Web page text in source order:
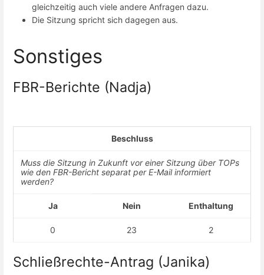
gleichzeitig auch viele andere Anfragen dazu.
Die Sitzung spricht sich dagegen aus.
Sonstiges
FBR-Berichte (Nadja)
Beschluss
Muss die Sitzung in Zukunft vor einer Sitzung über TOPs
wie den FBR-Bericht separat per E-Mail informiert
werden?
Ja Nein Enthaltung
0 23 2
Schließrechte-Antrag (Janika)